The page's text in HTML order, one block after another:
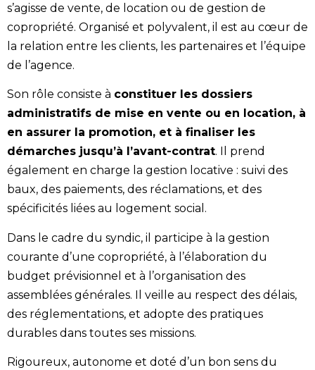
s’agisse de vente, de location ou de gestion de
copropriété. Organisé et polyvalent, il est au cœur de
la relation entre les clients, les partenaires et l’équipe
de l’agence.
Son rôle consiste à constituer les dossiers
administratifs de mise en vente ou en location, à
en assurer la promotion, et à finaliser les
démarches jusqu’à l’avant-contrat. Il prend
également en charge la gestion locative : suivi des
baux, des paiements, des réclamations, et des
spécificités liées au logement social.
Dans le cadre du syndic, il participe à la gestion
courante d’une copropriété, à l’élaboration du
budget prévisionnel et à l’organisation des
assemblées générales. Il veille au respect des délais,
des réglementations, et adopte des pratiques
durables dans toutes ses missions.
Rigoureux, autonome et doté d’un bon sens du